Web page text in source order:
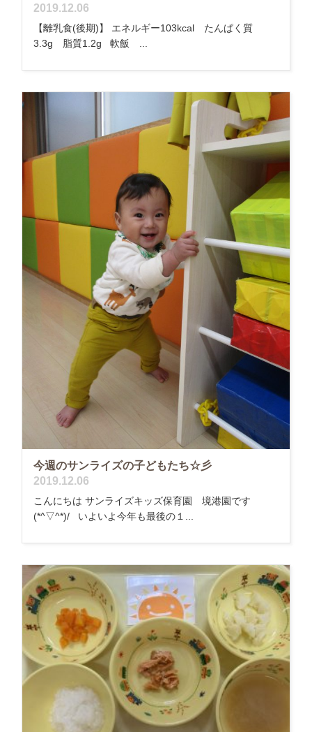
2019.12.06
【離乳食(後期)】 エネルギー103kcal たんぱく質
3.3g 脂質1.2g 軟飯 ...
今週のサンライズの子どもたち☆彡
2019.12.06
こんにちは サンライズキッズ保育園 境港園です
(*^▽^*)/ いよいよ今年も最後の１...